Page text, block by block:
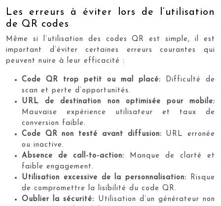
Les erreurs à éviter lors de l’utilisation
de QR codes
Même si l’utilisation des codes QR est simple, il est
important d’éviter certaines erreurs courantes qui
peuvent nuire à leur efficacité :
Code QR trop petit ou mal placé: Difficulté de
scan et perte d’opportunités.
URL de destination non optimisée pour mobile:
Mauvaise expérience utilisateur et taux de
conversion faible.
Code QR non testé avant diffusion: URL erronée
ou inactive.
Absence de call-to-action: Manque de clarté et
faible engagement.
Utilisation excessive de la personnalisation: Risque
de compromettre la lisibilité du code QR.
Oublier la sécurité: Utilisation d’un générateur non